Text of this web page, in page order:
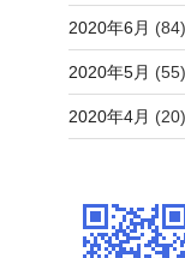
2020年6月 (84)
2020年5月 (55)
2020年4月 (20)